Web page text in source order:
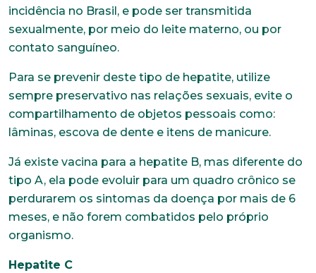
incidência no Brasil, e pode ser transmitida
sexualmente, por meio do leite materno, ou por
contato sanguíneo.
Para se prevenir deste tipo de hepatite, utilize
sempre preservativo nas relações sexuais, evite o
compartilhamento de objetos pessoais como:
lâminas, escova de dente e itens de manicure.
Já existe vacina para a hepatite B, mas diferente do
tipo A, ela pode evoluir para um quadro crônico se
perdurarem os sintomas da doença por mais de 6
meses, e não forem combatidos pelo próprio
organismo.
Hepatite C